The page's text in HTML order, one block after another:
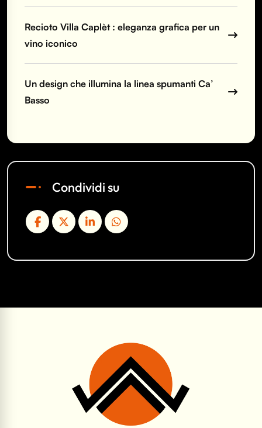
Recioto Villa Caplèt : eleganza grafica per un
vino iconico
Un design che illumina la linea spumanti Ca’
Basso
Condividi su